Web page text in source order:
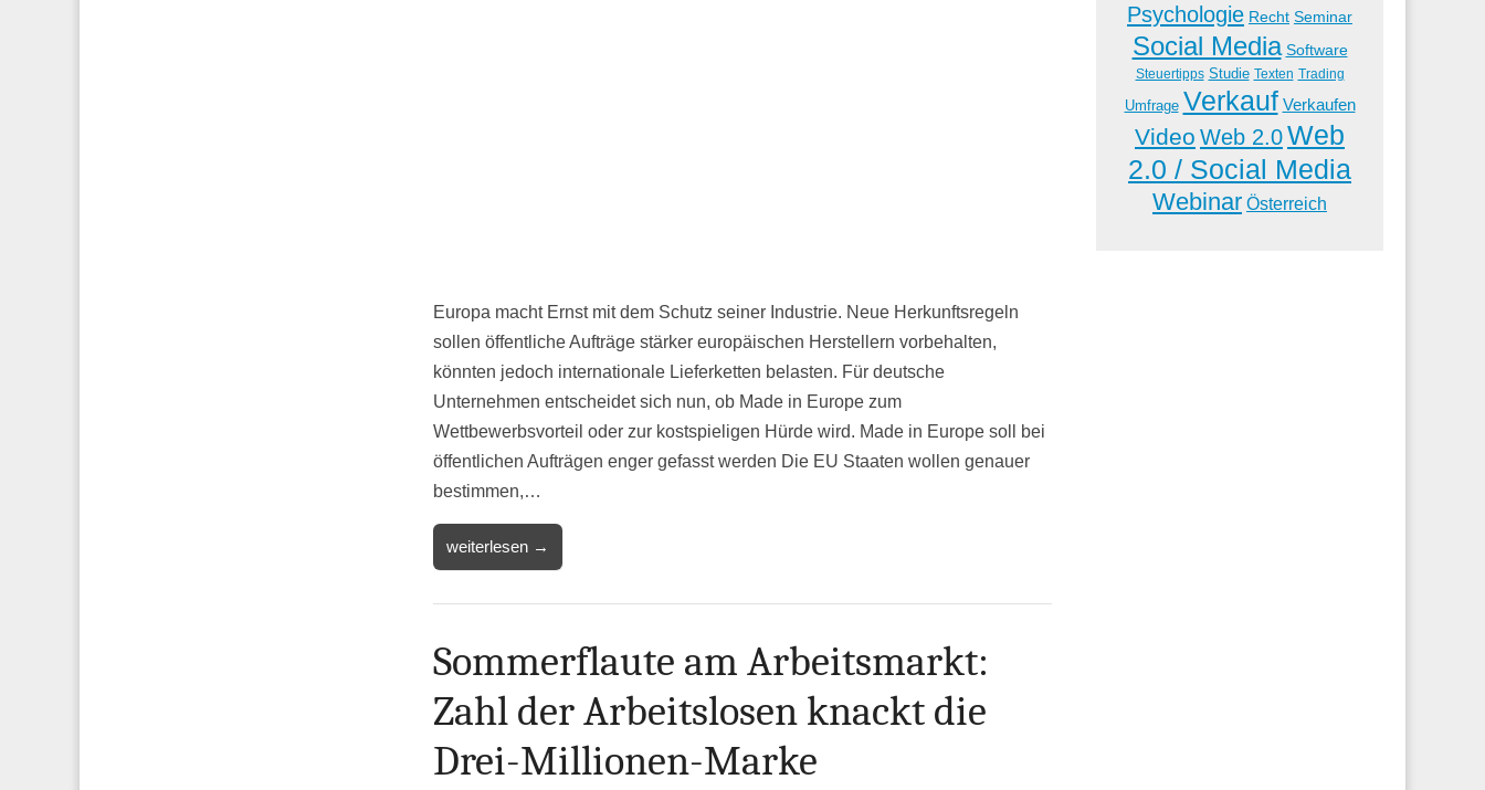
Europa macht Ernst mit dem Schutz seiner Industrie. Neue Herkunftsregeln
sollen öffentliche Aufträge stärker europäischen Herstellern vorbehalten,
könnten jedoch internationale Lieferketten belasten. Für deutsche
Unternehmen entscheidet sich nun, ob Made in Europe zum
Wettbewerbsvorteil oder zur kostspieligen Hürde wird. Made in Europe soll bei
öffentlichen Aufträgen enger gefasst werden Die EU Staaten wollen genauer
bestimmen,…
weiterlesen →
Sommerflaute am Arbeitsmarkt:
Zahl der Arbeitslosen knackt die
Drei-Millionen-Marke
Psychologie Recht Seminar
Social Media Software
Steuertipps Studie Texten Trading
Umfrage Verkauf Verkaufen
Video Web 2.0Web
2.0 / Social Media
Webinar Österreich